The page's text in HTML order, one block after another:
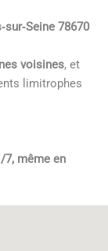
78670
voisines, et
limitrophes
7, même en